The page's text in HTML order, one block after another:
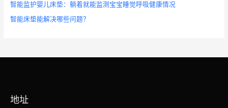
智能监护婴儿床垫：躺着就能监测宝宝睡觉呼吸健康情况
智能床垫能解决哪些问题？
地址